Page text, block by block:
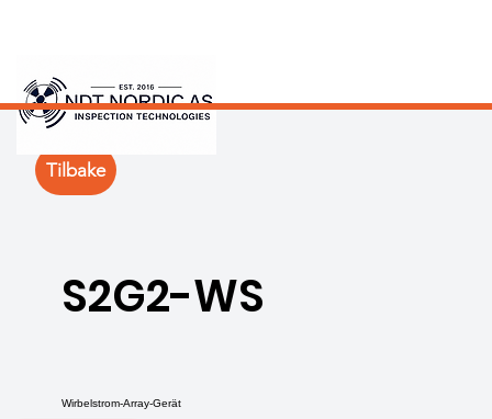
S2G2-WS
Wirbelstrom-Array-Gerät
Tilbake